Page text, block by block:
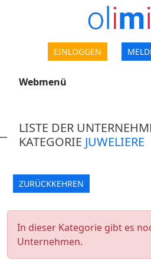
EINLOGGEN
Webmenü
LISTE DER
KATEGORIE JUWELIERE
ZURÜCKKEHREN
In dieser Kategorie gibt es
Unternehmen.